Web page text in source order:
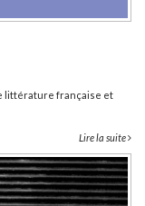
littérature française et
Lire la suite